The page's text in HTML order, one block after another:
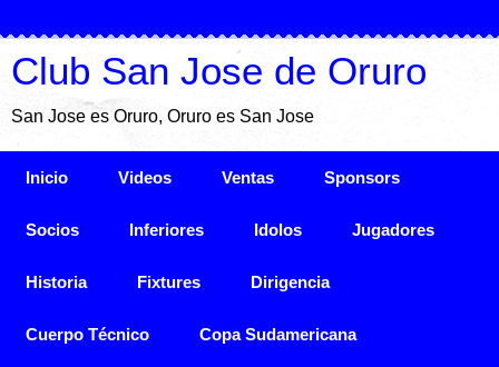
Club San Jose de Oruro
San Jose es Oruro, Oruro es San Jose
Inicio Videos Ventas Sponsors
Socios Inferiores Idolos Jugadores
Historia Fixtures Dirigencia
Cuerpo Técnico Copa Sudamericana